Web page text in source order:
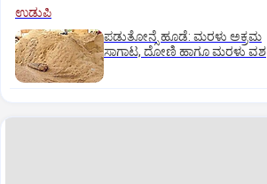
ಉಡುಪಿ
ಪಡುತೋನ್ಸೆ ಹೂಡೆ: ಮರಳು ಅಕ್ರಮ
ಸಾಗಾಟ, ದೋಣಿ ಹಾಗೂ ಮರಳು ವಶ